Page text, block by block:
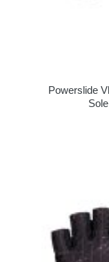
Powerslide